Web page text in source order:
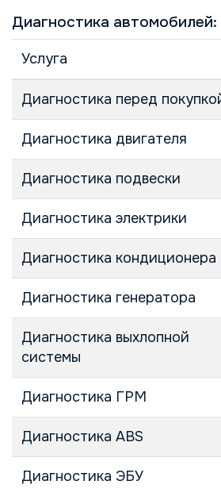
Диагностика
Услуга
Диагностика перед
Диагностика двигателя
Диагностика подвески
Диагностика электрики
Диагностика кондиционера
Диагностика генератора
Диагностика выхлопной
системы
Диагностика ГРМ
Диагностика ABS
Диагностика ЭБУ